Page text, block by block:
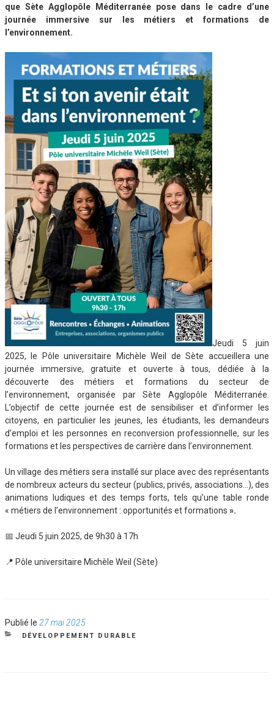
que Sète Agglopôle Méditerranée pose dans le cadre d’une
journée immersive sur les métiers et formations de
l’environnement.
Jeudi 5 juin
2025, le Pôle universitaire Michèle Weil de Sète accueillera une
journée immersive, gratuite et ouverte à tous, dédiée à la
découverte des métiers et formations du secteur de
l’environnement, organisée par Sète Agglopôle Méditerranée.
L’objectif de cette journée est de sensibiliser et d’informer les
citoyens, en particulier les jeunes, les étudiants, les demandeurs
d’emploi et les personnes en reconversion professionnelle, sur les
formations et les perspectives de carrière dans l’environnement.
Un village des métiers sera installé sur place avec des représentants
de nombreux acteurs du secteur (publics, privés, associations…), des
animations ludiques et des temps forts, tels qu’une table ronde
« métiers de l’environnement : opportunités et formations ».
📅 Jeudi 5 juin 2025, de 9h30 à 17h
📍 Pôle universitaire Michèle Weil (Sète)
Publié le Publié
le
27 mai 2025
CATÉGORIES
DÉVELOPPEMENT DURABLE